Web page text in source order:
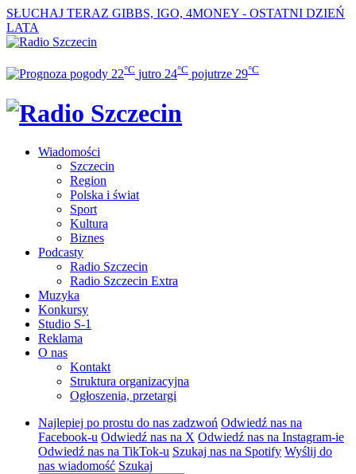
SŁUCHAJ TERAZ GIBBS, IGO, 4MONEY - OSTATNI DZIEŃ
LATA
22°C jutro 24°C pojutrze 29°C
Wiadomości
Szczecin
Region
Polska i świat
Sport
Kultura
Biznes
Podcasty
Radio Szczecin
Radio Szczecin Extra
Muzyka
Konkursy
Studio S-1
Reklama
O nas
Kontakt
Struktura organizacyjna
Ogłoszenia, przetargi
Najlepiej po prostu do nas zadzwoń Odwiedź nas na
Facebook-u Odwiedź nas na X Odwiedź nas na Instagram-ie
Odwiedź nas na TikTok-u Szukaj nas na Spotify Wyślij do
nas wiadomość Szukaj